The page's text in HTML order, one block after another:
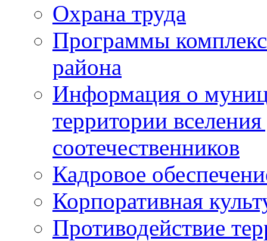
Охрана труда
Программы
района
Информация о
территории
соотечественников
Кадровое
Корпоративная
Противодействие